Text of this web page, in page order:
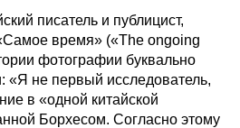
писатель и публицист,
время» («The ongoing
фотографии буквально
не первый исследователь,
в «одной китайской
Борхесом. Согласно этому